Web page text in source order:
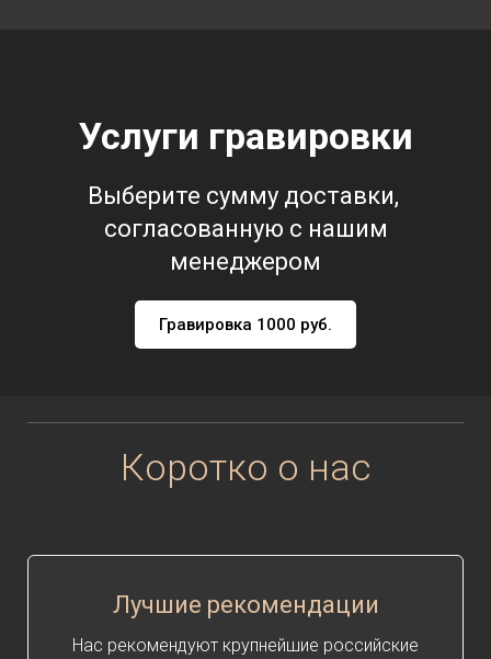
Услуги гравировки
Выберите сумму доставки,
согласованную с нашим
менеджером
Гравировка 1000 руб.
Коротко о нас
Лучшие рекомендации
Нас рекомендуют крупнейшие российские